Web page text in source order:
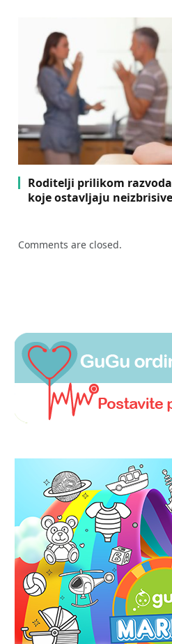
Roditelji prilikom
koje ostavljaju
Comments are closed.